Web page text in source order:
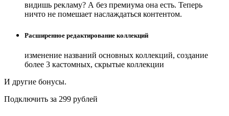
видишь рекламу? А без премиума она есть. Теперь
ничто не помешает наслаждаться контентом.
Расширенное редактирование коллекций
изменение названий основных коллекций, создание
более 3 кастомных, скрытые коллекции
И другие бонусы.
Подключить за 299 рублей